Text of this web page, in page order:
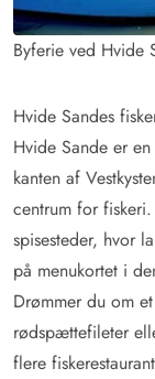
Byferie ved Hvide
Hvide Sandes
Hvide Sande er
kanten af
centrum for
spisesteder, hvor
på menukortet i
Drømmer du om
rødspættefileter
flere